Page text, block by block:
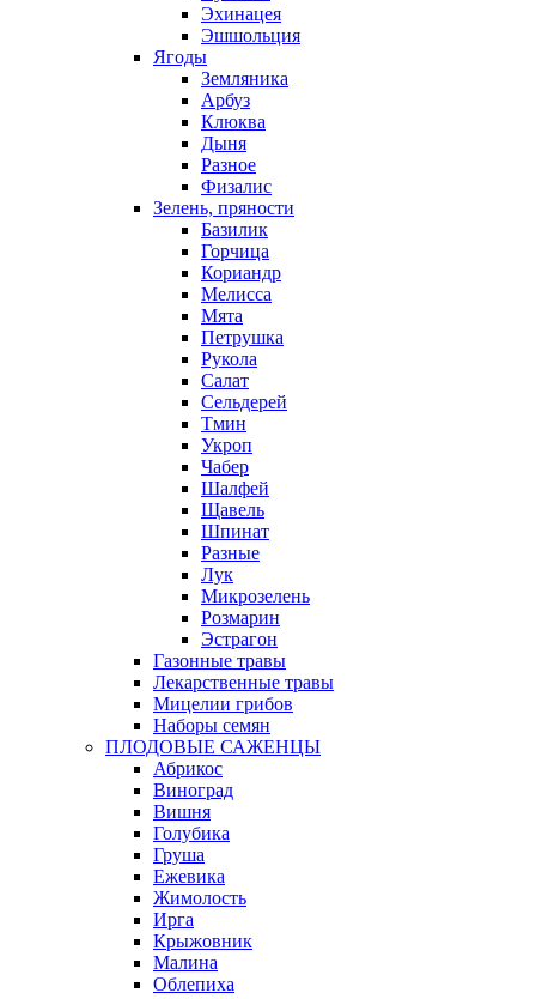
Эхинацея
Эшшольция
Ягоды
Земляника
Арбуз
Клюква
Дыня
Разное
Физалис
Зелень, пряности
Базилик
Горчица
Кориандр
Мелисса
Мята
Петрушка
Рукола
Салат
Сельдерей
Тмин
Укроп
Чабер
Шалфей
Щавель
Шпинат
Разные
Лук
Микрозелень
Розмарин
Эстрагон
Газонные травы
Лекарственные травы
Мицелии грибов
Наборы семян
ПЛОДОВЫЕ САЖЕНЦЫ
Абрикос
Виноград
Вишня
Голубика
Груша
Ежевика
Жимолость
Ирга
Крыжовник
Малина
Облепиха